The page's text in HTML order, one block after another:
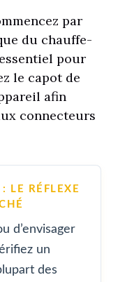
par
du chauffe-
pour
le capot de
afin
connecteurs
LE RÉFLEXE
d’envisager
un
des